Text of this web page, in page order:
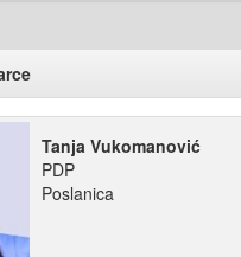
Tanja Vukomanović
PDP
Poslanica